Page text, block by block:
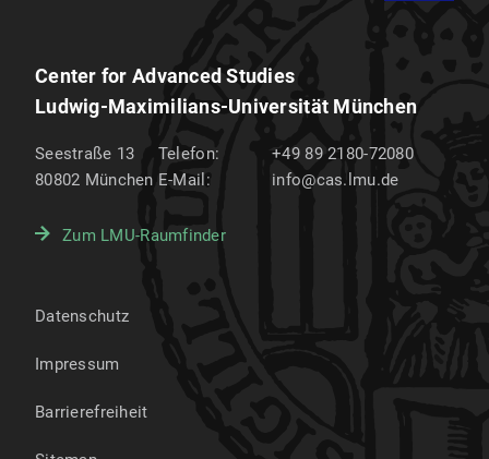
Center for Advanced Studies
Ludwig-Maximilians-Universität München
Seestraße 13
80802 München
Telefon:
+49 89 2180-72080
E-Mail:
info@cas.lmu.de
Zum LMU-Raumfinder
Datenschutz
Impressum
Barrierefreiheit